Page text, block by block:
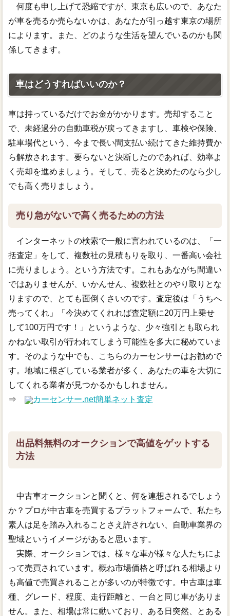
何度も申し上げて恐縮ですが、東京も広いので、あなた
が車を売るか売らないかは、あなたが引っ越す東京の場所
によります。また、どのような生活を望んでいるのかも関
係してきます。
車はどうすればいいのか？
車は持っているだけでお金がかかります。売却すること
で、未経過分の自動車税が戻ってきますし、車検や保険、
駐車場代という、今まで長い間支払い続けてきた維持費か
ら解放されます。要らないと決断したのであれば、効率よ
く売却を進めましょう。そして、売ると決めたのなら少し
でも高く売りましょう。
売り急がないで高く売るための方法
インターネットの検索で一般に言われているのは、「一
括査定」をして、複数社の見積もりを取り、一番高い会社
に売りましょう。という方法です。これもあながち間違い
ではありませんが、いかんせん、複数社とのやり取りとな
りますので、とても面倒くさいのです。査定後は「うちへ
売ってくれ」「今決めてくれれば査定額に20万円上乗せ
して100万円です！」というような、少々強引とも取られ
かねない取引が行われてしまう可能性を多大に秘めていま
す。そのような中でも、こちらのカーセンサーはお勧めで
す。地域に根ざしている業者が多く、あなたの車を大切に
してくれる業者が見つかるかもしれません。
⇒
カーセンサー.net簡単ネット査定
出品料無料のオークションで高値をゲットする
方法
中古車オークションと聞くと、何を連想されるでしょう
か？プロが中古車を売買するプラットフォームで、私たち
素人は足を踏み入れることさえ許されない、自動車業界の
聖域というイメージがあると思います。
実際、オークションでは、様々な車が様々な人たちによ
って売買されています。概ね市場価格と呼ばれる相場より
も高値で売買されることが多いのが特徴です。中古車は車
種、グレード、程度、走行距離と、一台と同じ車がありま
せん。また、相場は常に動いており、ある日突然、とある